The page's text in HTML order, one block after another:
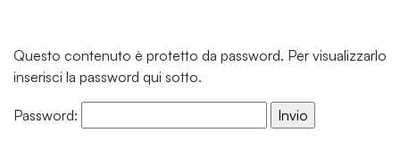
Questo contenuto è protetto da password. Per visualizzarlo
inserisci la password qui sotto.
Password: